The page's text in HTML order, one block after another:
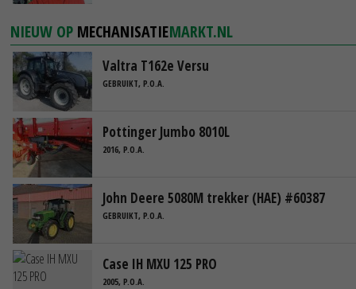
NIEUW OP MECHANISATIEMARKT.NL
Valtra T162e Versu
GEBRUIKT, P.O.A.
Pottinger Jumbo 8010L
2016, P.O.A.
John Deere 5080M trekker (HAE) #60387
GEBRUIKT, P.O.A.
Case IH MXU 125 PRO
2005, P.O.A.